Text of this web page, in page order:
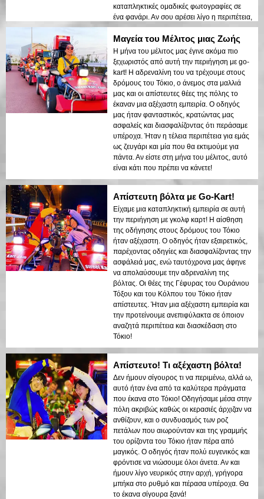
καταπληκτικές ομαδικές φωτογραφίες σε
ένα φανάρι. Αν σου αρέσει λίγο η περιπέτεια,
εδώ είναι το μέρος!
Μαγεία του Μέλιτος μιας Ζωής
Η μήνα του μέλιτος μας έγινε ακόμα πιο
ξεχωριστός από αυτή την περιήγηση με go-
kart! Η αδρεναλίνη του να τρέχουμε στους
δρόμους του Τόκιο, ο άνεμος στα μαλλιά
μας και οι απίστευτες θέες της πόλης το
έκαναν μια αξέχαστη εμπειρία. Ο οδηγός
μας ήταν φανταστικός, κρατώντας μας
ασφαλείς και διασφαλίζοντας ότι περάσαμε
υπέροχα. Ήταν η τέλεια περιπέτεια για εμάς
ως ζευγάρι και μία που θα εκτιμούμε για
πάντα. Αν είστε στη μήνα του μέλιτος, αυτό
είναι κάτι που πρέπει να κάνετε!
Απίστευτη βόλτα με Go-Kart!
Είχαμε μια καταπληκτική εμπειρία σε αυτή
την περιήγηση με γκολφ καρτ! Η αίσθηση
της οδήγησης στους δρόμους του Τόκιο
ήταν αξέχαστη. Ο οδηγός ήταν εξαιρετικός,
παρέχοντας οδηγίες και διασφαλίζοντας την
ασφάλειά μας, ενώ ταυτόχρονα μας άφηνε
να απολαύσουμε την αδρεναλίνη της
βόλτας. Οι θέες της Γέφυρας του Ουράνιου
Τόξου και του Κόλπου του Τόκιο ήταν
απίστευτες. Ήταν μια αξέχαστη εμπειρία και
την προτείνουμε ανεπιφύλακτα σε όποιον
αναζητά περιπέτεια και διασκέδαση στο
Τόκιο!
Απίστευτο! Τι αξέχαστη βόλτα!
Δεν ήμουν σίγουρος τι να περιμένω, αλλά ω,
αυτό ήταν ένα από τα καλύτερα πράγματα
που έκανα στο Τόκιο! Οδηγήσαμε μέσα στην
πόλη ακριβώς καθώς οι κερασιές άρχιζαν να
ανθίζουν, και ο συνδυασμός των ροζ
πετάλων που αιωρούνταν και της γραμμής
του ορίζοντα του Τόκιο ήταν πέρα από
μαγικός. Ο οδηγός ήταν πολύ ευγενικός και
φρόντισε να νιώσουμε όλοι άνετα. Αν και
ήμουν λίγο νευρικός στην αρχή, γρήγορα
μπήκα στο ρυθμό και πέρασα υπέροχα. Θα
το έκανα σίγουρα ξανά!